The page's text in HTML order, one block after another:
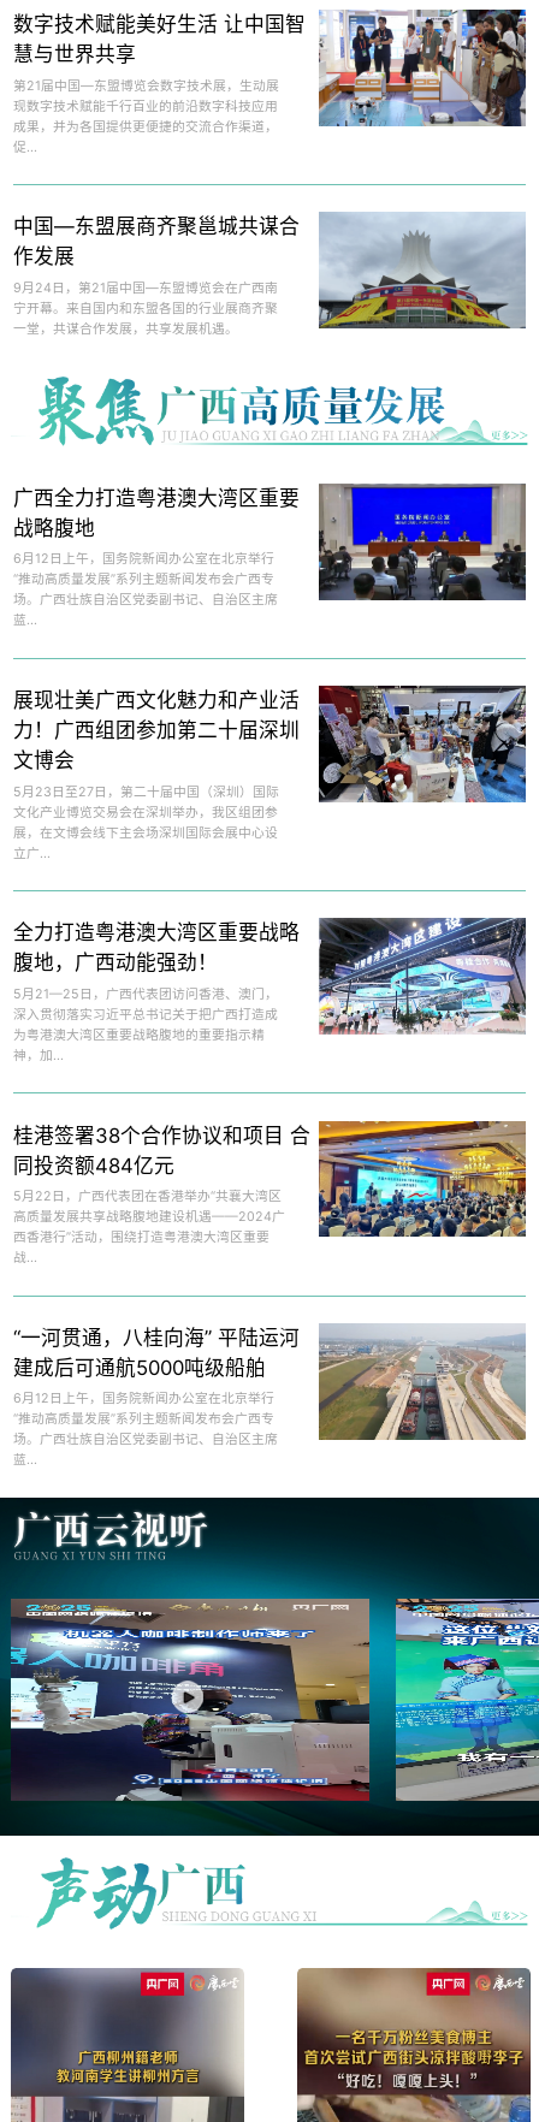
数字技术赋能美好生活 让中国智
慧与世界共享
第21届中国—东盟博览会数字技术展，生动展
现数字技术赋能千行百业的前沿数字科技应用
成果，并为各国提供更便捷的交流合作渠道，
促...
中国—东盟展商齐聚邕城共谋合
作发展
9月24日，第21届中国—东盟博览会在广西南
宁开幕。来自国内和东盟各国的行业展商齐聚
一堂，共谋合作发展，共享发展机遇。
广西全力打造粤港澳大湾区重要
战略腹地
6月12日上午，国务院新闻办公室在北京举行
“推动高质量发展”系列主题新闻发布会广西专
场。广西壮族自治区党委副书记、自治区主席
蓝...
展现壮美广西文化魅力和产业活
力！广西组团参加第二十届深圳
文博会
5月23日至27日，第二十届中国（深圳）国际
文化产业博览交易会在深圳举办，我区组团参
展，在文博会线下主会场深圳国际会展中心设
立广...
全力打造粤港澳大湾区重要战略
腹地，广西动能强劲！
5月21—25日，广西代表团访问香港、澳门，
深入贯彻落实习近平总书记关于把广西打造成
为粤港澳大湾区重要战略腹地的重要指示精
神，加...
桂港签署38个合作协议和项目 合
同投资额484亿元
5月22日，广西代表团在香港举办“共襄大湾区
高质量发展共享战略腹地建设机遇——2024广
西香港行”活动，围绕打造粤港澳大湾区重要
战...
“一河贯通，八桂向海” 平陆运河
建成后可通航5000吨级船舶
6月12日上午，国务院新闻办公室在北京举行
“推动高质量发展”系列主题新闻发布会广西专
场。广西壮族自治区党委副书记、自治区主席
蓝...